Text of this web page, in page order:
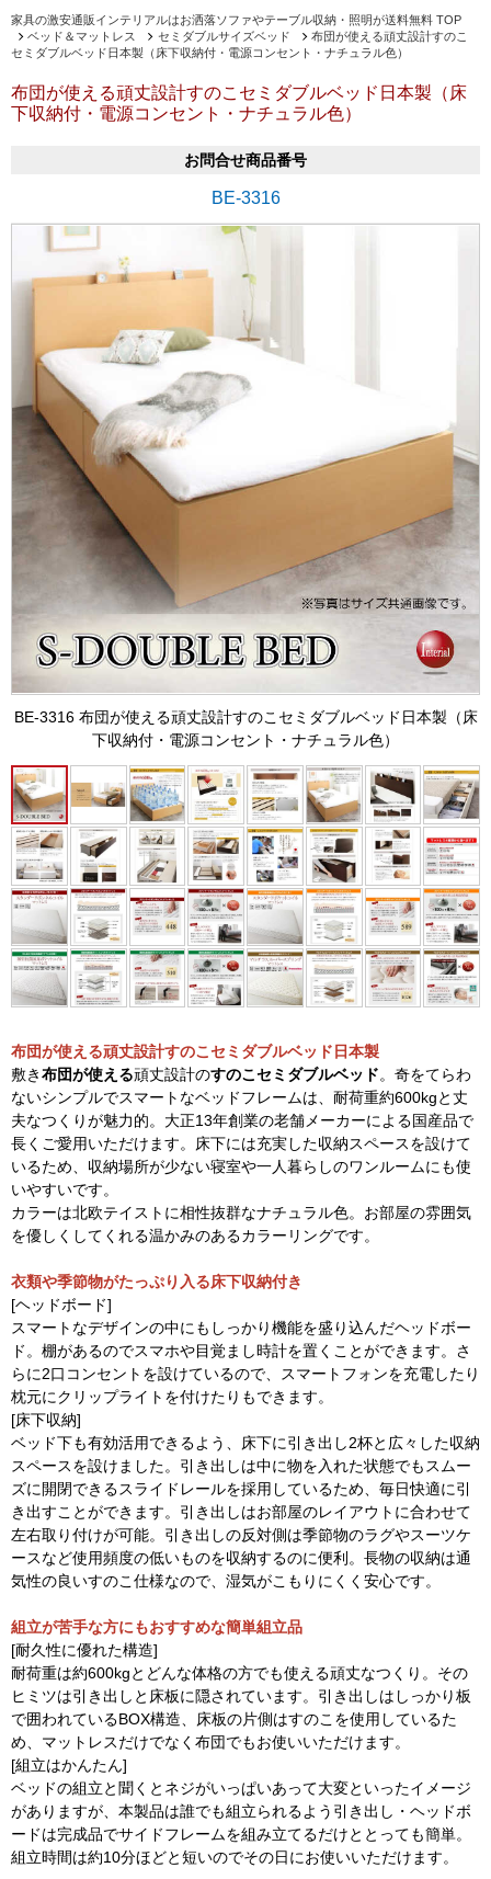
家具の激安通販インテリアルはお洒落ソファやテーブル収納・照明が送料無料 TOP
ベッド＆マットレス
セミダブルサイズベッド
布団が使える頑丈設計すのこ
セミダブルベッド日本製（床下収納付・電源コンセント・ナチュラル色）
布団が使える頑丈設計すのこセミダブルベッド日本製（床
下収納付・電源コンセント・ナチュラル色）
お問合せ商品番号
BE-3316
BE-3316 布団が使える頑丈設計すのこセミダブルベッド日本製（床
下収納付・電源コンセント・ナチュラル色）
布団が使える頑丈設計すのこセミダブルベッド日本製
敷き布団が使える頑丈設計のすのこセミダブルベッド。奇をてらわ
ないシンプルでスマートなベッドフレームは、耐荷重約600kgと丈
夫なつくりが魅力的。大正13年創業の老舗メーカーによる国産品で
長くご愛用いただけます。床下には充実した収納スペースを設けて
いるため、収納場所が少ない寝室や一人暮らしのワンルームにも使
いやすいです。
カラーは北欧テイストに相性抜群なナチュラル色。お部屋の雰囲気
を優しくしてくれる温かみのあるカラーリングです。
衣類や季節物がたっぷり入る床下収納付き
[ヘッドボード]
スマートなデザインの中にもしっかり機能を盛り込んだヘッドボー
ド。棚があるのでスマホや目覚まし時計を置くことができます。さ
らに2口コンセントを設けているので、スマートフォンを充電したり
枕元にクリップライトを付けたりもできます。
[床下収納]
ベッド下も有効活用できるよう、床下に引き出し2杯と広々した収納
スペースを設けました。引き出しは中に物を入れた状態でもスムー
ズに開閉できるスライドレールを採用しているため、毎日快適に引
き出すことができます。引き出しはお部屋のレイアウトに合わせて
左右取り付けが可能。引き出しの反対側は季節物のラグやスーツケ
ースなど使用頻度の低いものを収納するのに便利。長物の収納は通
気性の良いすのこ仕様なので、湿気がこもりにくく安心です。
組立が苦手な方にもおすすめな簡単組立品
[耐久性に優れた構造]
耐荷重は約600kgとどんな体格の方でも使える頑丈なつくり。その
ヒミツは引き出しと床板に隠されています。引き出しはしっかり板
で囲われているBOX構造、床板の片側はすのこを使用しているた
め、マットレスだけでなく布団でもお使いいただけます。
[組立はかんたん]
ベッドの組立と聞くとネジがいっぱいあって大変といったイメージ
がありますが、本製品は誰でも組立られるよう引き出し・ヘッドボ
ードは完成品でサイドフレームを組み立てるだけととっても簡単。
組立時間は約10分ほどと短いのでその日にお使いいただけます。